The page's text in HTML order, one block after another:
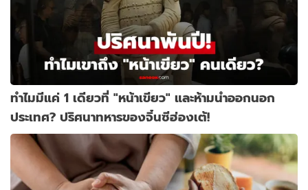
ทำไมมีแค่ 1 เดียวที่ "หน้าเขียว" และห้ามนำออกนอก
ประเทศ? ปริศนาทหารของจิ๋นซีฮ่องเต้!